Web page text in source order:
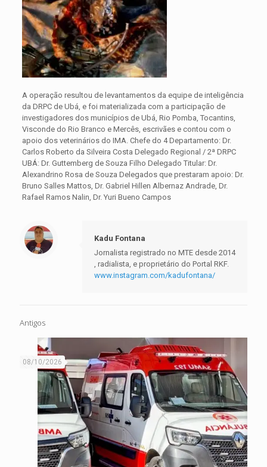
A operação resultou de levantamentos da equipe de inteligência
da DRPC de Ubá, e foi materializada com a participação de
investigadores dos municípios de Ubá, Rio Pomba, Tocantins,
Visconde do Rio Branco e Mercês, escrivães e contou com o
apoio dos veterinários do IMA. Chefe do 4 Departamento: Dr.
Carlos Roberto da Silveira Costa Delegado Regional / 2ª DRPC
UBÁ: Dr. Guttemberg de Souza Filho Delegado Titular: Dr.
Alexandrino Rosa de Souza Delegados que prestaram apoio: Dr.
Bruno Salles Mattos, Dr. Gabriel Hillen Albernaz Andrade, Dr.
Rafael Ramos Nalin, Dr. Yuri Bueno Campos
Kadu Fontana
Jornalista registrado no MTE desde 2014
, radialista, e proprietário do Portal RKF.
www.instagram.com/kadufontana/
Antigos
08/10/2026